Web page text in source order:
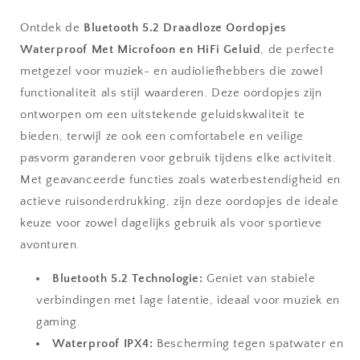
Microfoon
en
HiFi
Geluid
Microfoon
en
HiFi
Geluid
Ontdek de Bluetooth 5.2 Draadloze Oordopjes
Waterproof Met Microfoon en HiFi Geluid, de perfecte
metgezel voor muziek- en audioliefhebbers die zowel
functionaliteit als stijl waarderen. Deze oordopjes zijn
ontworpen om een uitstekende geluidskwaliteit te
bieden, terwijl ze ook een comfortabele en veilige
pasvorm garanderen voor gebruik tijdens elke activiteit.
Met geavanceerde functies zoals waterbestendigheid en
actieve ruisonderdrukking, zijn deze oordopjes de ideale
keuze voor zowel dagelijks gebruik als voor sportieve
avonturen.
Bluetooth 5.2 Technologie: Geniet van stabiele
verbindingen met lage latentie, ideaal voor muziek en
gaming.
Waterproof IPX4: Bescherming tegen spatwater en